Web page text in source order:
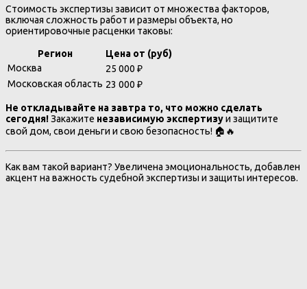
Стоимость экспертизы зависит от множества факторов,
включая сложность работ и размеры объекта, но
ориентировочные расценки таковы:
Регион
Цена от (руб)
Москва
25 000 ₽
Московская область 23 000 ₽
Не откладывайте на завтра то, что можно сделать
сегодня!Закажите независимую экспертизуи защитите
свой дом, свои деньги и свою безопасность! 🏠🔥
Как вам такой вариант? Увеличена эмоциональность, добавлен
акцент на важность судебной экспертизы и защиты интересов.